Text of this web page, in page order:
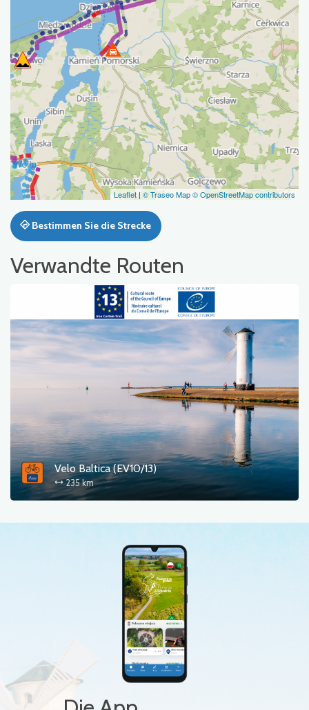
Leaflet |© Traseo Map© OpenStreetMap contributors
Bestimmen Sie die Strecke
Verwandte Routen
Velo Baltica (EV10/13)
235 km